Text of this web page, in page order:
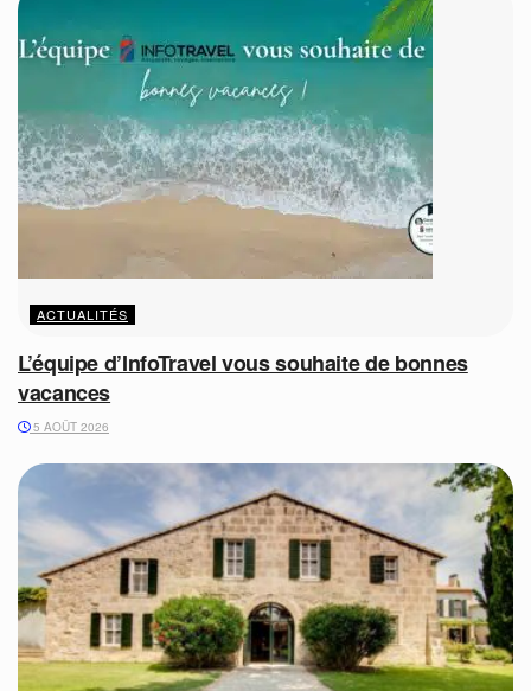
ACTUALITÉS
L’équipe d’InfoTravel vous souhaite de bonnes
vacances
5 AOÛT 2026